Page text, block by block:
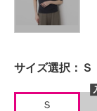
サイズ選択： Ｓ
Ｓ